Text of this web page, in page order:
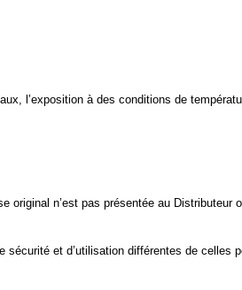
l’exposition à des conditions de
n’est pas présentée au Distributeur
et d’utilisation différentes de celles